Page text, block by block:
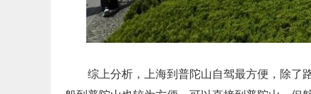
综上分析，上海到普陀山自驾最方便，除了